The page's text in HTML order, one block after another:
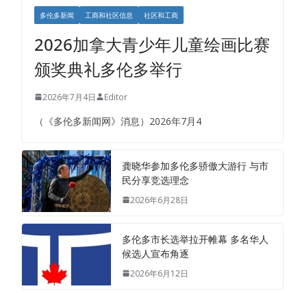
多伦多新闻 工商和社区信息 社区和工商
2026加拿大青少年儿童绘画比赛
颁奖典礼多伦多举行
2026年7月4日 Editor
（《多伦多新闻网》消息）2026年7月4
龚晓华参加多伦多骄傲大游行 与市
民分享竞选理念
2026年6月28日
多伦多市长选举拉开帷幕 多名华人
候选人宣布角逐
2026年6月12日